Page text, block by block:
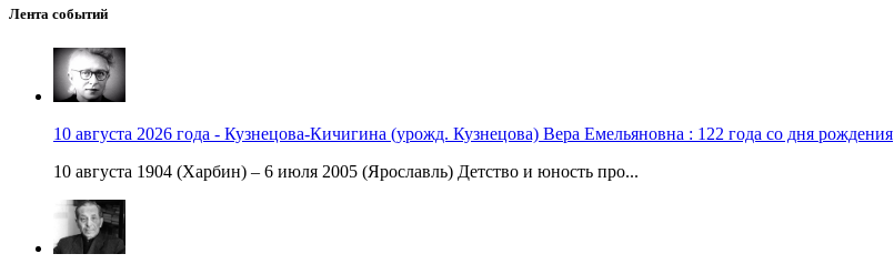
Лента событий
10 августа 2026 года - Кузнецова-Кичигина (урожд. Кузнецова) Вера Емельяновна : 122 года со дня рождения
10 августа 1904 (Харбин) – 6 июля 2005 (Ярославль) Детство и юность про...